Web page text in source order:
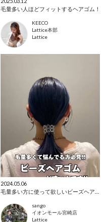
毛量多い人ほどフィットするヘアゴム！
KEECO
Lattice本部
Lattice
2024.05.06
sango
イオンモール宮崎店
Lattice